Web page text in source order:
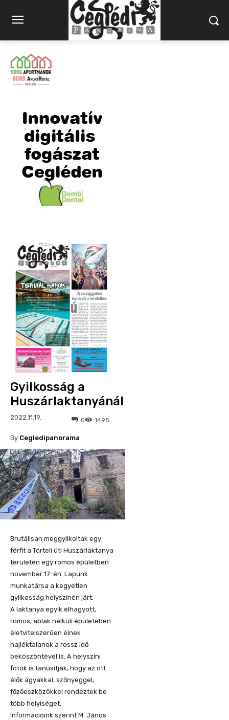
Gyilkosság a
Huszárlaktanyánál
2022.11.19. 1495
0
By Cegledipanorama
Brutálisan meggyilkoltak egy
férfit a Törteli úti Huszárlaktanya
területén egy romos épületben
november 17-én. Lapunk
munkatársa a kegyetlen
gyilkosság helyszínén járt.
A laktanya egyik elhagyott,
romos, ablak nélküli épületében
életvitelszerűen élnek
hajléktalanok a rossz idő
beköszöntével is. A helyszíni
fotók is tanúsítják, hogy az ott
élők ágyakkal, szőnyeggel,
főzőeszközökkel rendeztek be
több helyiséget.
Információink szerint M. János